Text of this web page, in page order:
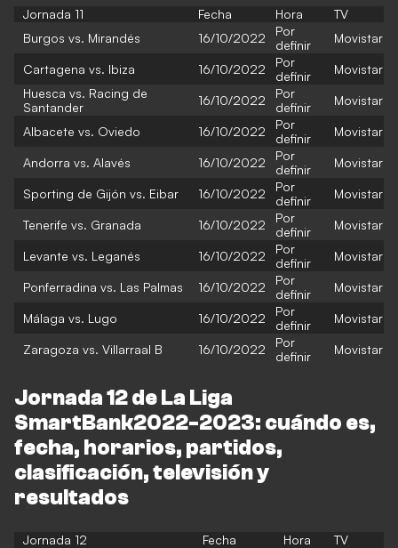
Jornada 11 Fecha Hora
TV
Burgos vs. Mirandés
16/10/2022
Por
definir
Movistar
Cartagena vs. Ibiza 16/10/2022
Por
definir
Movistar
Huesca vs. Racing de
Santander
16/10/2022
Por
definir
Movistar
Albacete vs. Oviedo 16/10/2022
Por
definir
Movistar
Andorra vs. Alavés 16/10/2022
Por
definir
Movistar
Sporting de Gijón vs. Eibar 16/10/2022
Por
definir
Movistar
Tenerife vs. Granada 16/10/2022
Por
definir
Movistar
Levante vs. Leganés 16/10/2022
Por
definir
Movistar
Ponferradina vs. Las Palmas 16/10/2022
Por
definir
Movistar
Málaga vs. Lugo 16/10/2022
Por
definir
Movistar
Zaragoza vs. Villarraal B 16/10/2022
Por
definir
Movistar
Jornada 12 de La Liga
SmartBank2022-2023: cuándo es,
fecha, horarios, partidos,
clasificación, televisión y
resultados
Jornada 12 Fecha Hora
TV